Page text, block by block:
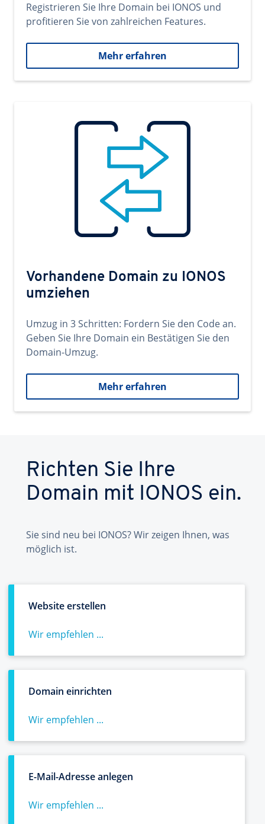
Registrieren Sie Ihre Domain bei IONOS und
profitieren Sie von zahlreichen Features.
Mehr erfahren
Vorhandene Domain zu IONOS
umziehen
Umzug in 3 Schritten: Fordern Sie den Code an.
Geben Sie Ihre Domain ein Bestätigen Sie den
Domain-Umzug.
Mehr erfahren
Richten Sie Ihre
Domain mit IONOS ein.
Sie sind neu bei IONOS? Wir zeigen Ihnen, was
möglich ist.
Website erstellen
Wir empfehlen ...
Domain einrichten
Wir empfehlen ...
E-Mail-Adresse anlegen
Wir empfehlen ...